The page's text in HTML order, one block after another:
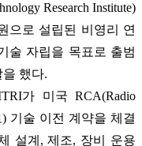
Research Institute)
으로 설립된 비영리 연
술 자립을 목표로 출범
했다.
가 미국 RCA(Radio
) 기술 이전 계약을 체결
설계, 제조, 장비 운용